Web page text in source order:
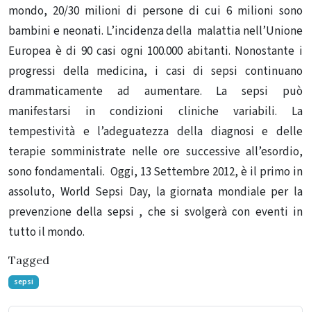
mondo, 20/30 milioni di persone di cui 6 milioni sono
bambini e neonati. L’incidenza della malattia nell’Unione
Europea è di 90 casi ogni 100.000 abitanti. Nonostante i
progressi della medicina, i casi di sepsi continuano
drammaticamente ad aumentare. La sepsi può
manifestarsi in condizioni cliniche variabili. La
tempestività e l’adeguatezza della diagnosi e delle
terapie somministrate nelle ore successive all’esordio,
sono fondamentali. Oggi, 13 Settembre 2012, è il primo in
assoluto, World Sepsi Day, la giornata mondiale per la
prevenzione della sepsi , che si svolgerà con eventi in
tutto il mondo.
Tagged
sepsi